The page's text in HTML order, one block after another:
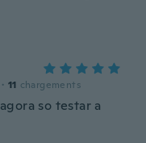
· 11 chargements
so testar a